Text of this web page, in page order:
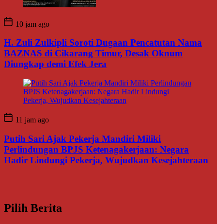
10 jam ago
H. Zuli Zulkipli Soroti Dugaan Pencatutan Nama
BAZNAS di Cikarang Timur, Desak Oknum
Diungkap demi Efek Jera
11 jam ago
Putih Sari Ajak Pekerja Mandiri Miliki
Perlindungan BPJS Ketenagakerjaan: Negara
Hadir Lindungi Pekerja, Wujudkan Kesejahteraan
Pilih Berita